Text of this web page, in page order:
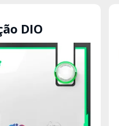
DIO